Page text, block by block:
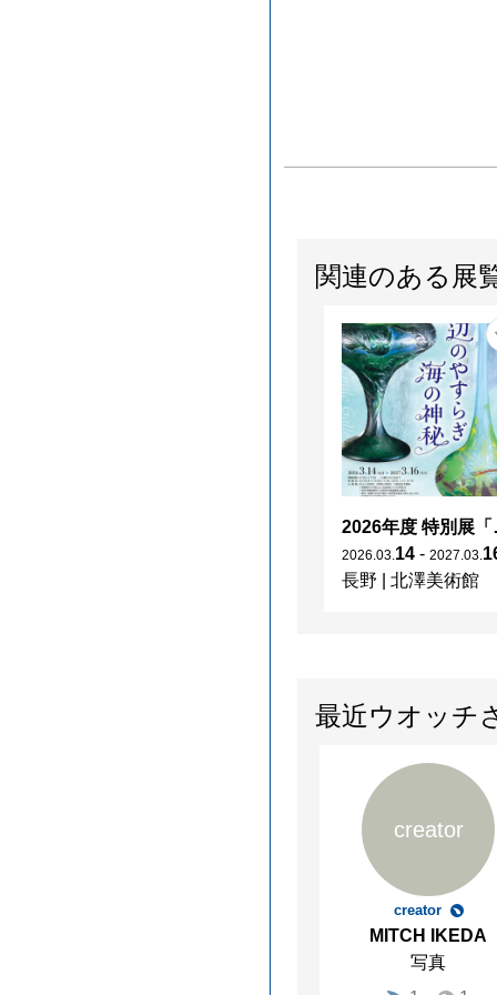
関連のある展
2026年度
2026 03 14 - 2027 03
長野
北澤美術館
最近ウオッチ
creator
creator
MITCH IKEDA
写真